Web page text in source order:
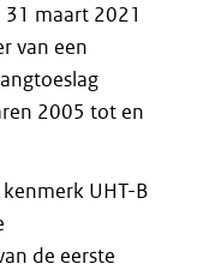
maart 2021
van een
2005 tot en
UHT-B
de eerste